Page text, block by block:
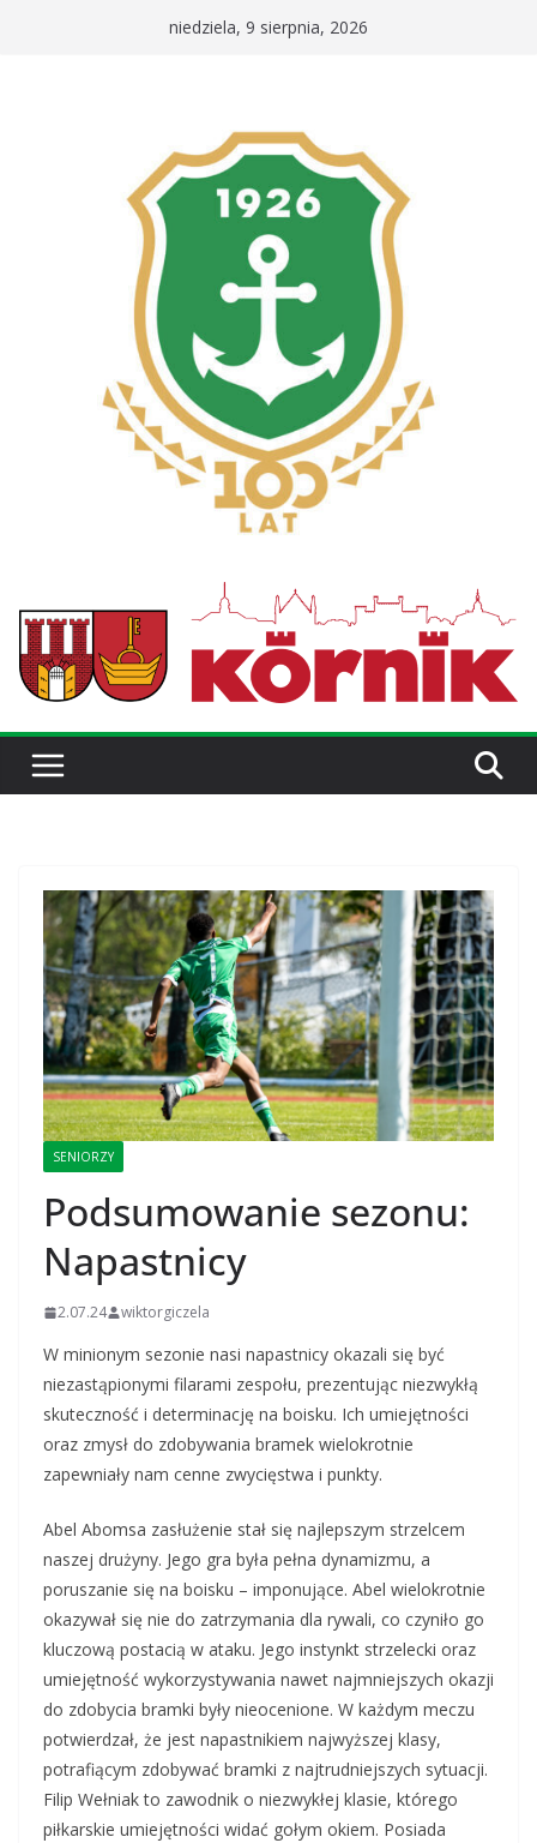
niedziela, 9 sierpnia, 2026
SENIORZY
Podsumowanie sezonu:
Napastnicy
2.07.24 wiktorgiczela
W minionym sezonie nasi napastnicy okazali się być
niezastąpionymi filarami zespołu, prezentując niezwykłą
skuteczność i determinację na boisku. Ich umiejętności
oraz zmysł do zdobywania bramek wielokrotnie
zapewniały nam cenne zwycięstwa i punkty.
Abel Abomsa zasłużenie stał się najlepszym strzelcem
naszej drużyny. Jego gra była pełna dynamizmu, a
poruszanie się na boisku – imponujące. Abel wielokrotnie
okazywał się nie do zatrzymania dla rywali, co czyniło go
kluczową postacią w ataku. Jego instynkt strzelecki oraz
umiejętność wykorzystywania nawet najmniejszych okazji
do zdobycia bramki były nieocenione. W każdym meczu
potwierdzał, że jest napastnikiem najwyższej klasy,
potrafiącym zdobywać bramki z najtrudniejszych sytuacji.
Filip Wełniak to zawodnik o niezwykłej klasie, którego
piłkarskie umiejętności widać gołym okiem. Posiada